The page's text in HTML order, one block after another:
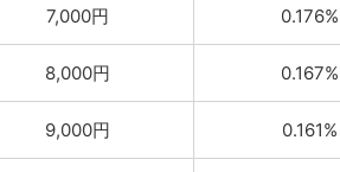
7,000円 0.176%
8,000円 0.167%
9,000円 0.161%